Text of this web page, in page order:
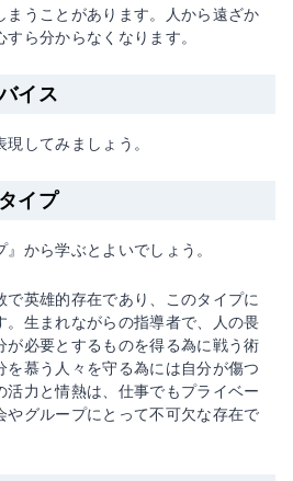
まうことがあります。人から遠ざか
ら分からなくなります。
イス
してみましょう。
イプ
』から学ぶとよいでしょう。
で英雄的存在であり、このタイプに
。生まれながらの指導者で、人の畏
が必要とするものを得る為に戦う術
を慕う人々を守る為には自分が傷つ
活力と情熱は、仕事でもプライベー
やグループにとって不可欠な存在で